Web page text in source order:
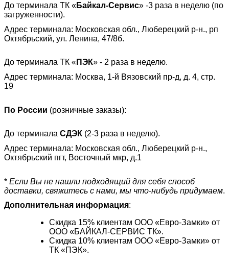
До терминала ТК «Байкал-Сервис» -3 раза в неделю (по
загруженности).
Адрес терминала: Московская обл., Люберецкий р-н., рп
Октябрьский, ул. Ленина, 47/8б.
До терминала ТК «ПЭК» - 2 раза в неделю.
Адрес терминала: Москва, 1-й Вязовский пр-д, д. 4, стр.
19
По России (розничные заказы):
До терминала СДЭК (2-3 раза в неделю).
Адрес терминала: Московская обл., Люберецкий р-н.,
Октябрьский пгт, Восточный мкр, д.1
* Если Вы не нашли подходящий для себя способ
доставки, свяжитесь с нами, мы что-нибудь придумаем.
Дополнительная информация:
Скидка 15% клиентам ООО «Евро-Замки» от
ООО «БАЙКАЛ-СЕРВИС ТК».
Скидка 10% клиентам ООО «Евро-Замки» от
ТК «ПЭК».